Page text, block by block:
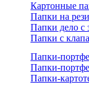
Картонные
Папки на
Папки дело с
Папки с
Папки-
Папки-
Папки-